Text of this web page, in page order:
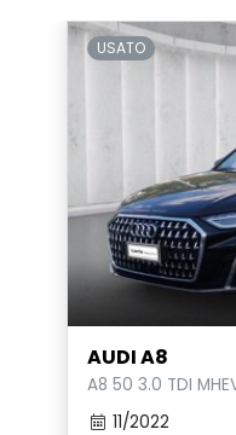
USATO
AUDI A8
A8 50 3.0 TDI
11/2022